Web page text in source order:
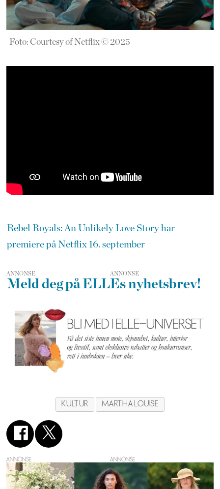
Foto: Courtesy of Netflix © 2025
Rebel Royals: An Unlikely Love Story har
premiere på Netflix 16. september
ANNONSE
Meld deg på ELLEs nyhetsbrev!
KULTUR MARTHA LOUISE
ANNONSE